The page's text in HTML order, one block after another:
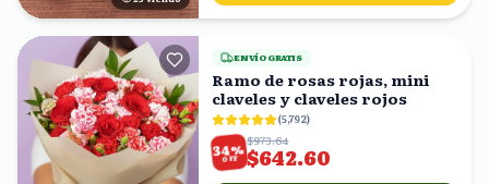
ENVÍO GRATIS
Ramo de rosas rojas, mini
claveles y claveles rojos
(5,792)
34%
OFF
$973.64
$642.60